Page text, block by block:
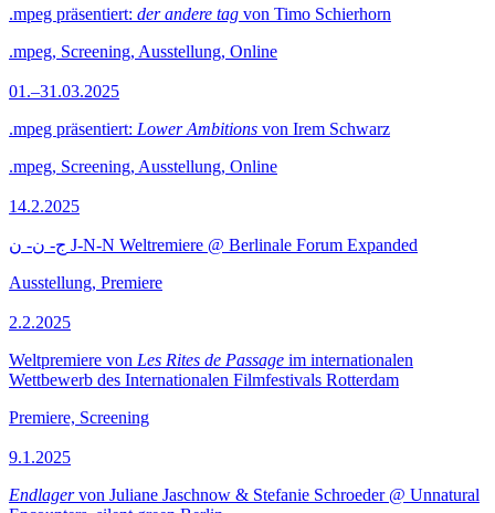
.mpeg präsentiert: der andere tag von Timo Schierhorn
.mpeg, Screening, Ausstellung, Online
01.–31.03.2025
.mpeg präsentiert: Lower Ambitions von Irem Schwarz
.mpeg, Screening, Ausstellung, Online
14.2.2025
ج- ن- ن J-N-N Weltremiere @ Berlinale Forum Expanded
Ausstellung, Premiere
2.2.2025
Weltpremiere von Les Rites de Passage im internationalen
Wettbewerb des Internationalen Filmfestivals Rotterdam
Premiere, Screening
9.1.2025
Endlagervon Juliane Jaschnow & Stefanie Schroeder @ Unnatural